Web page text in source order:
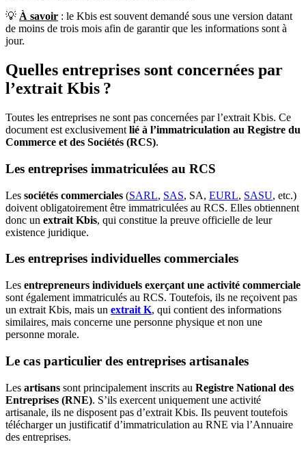
💡 À savoir : le Kbis est souvent demandé sous une version datant
de moins de trois mois afin de garantir que les informations sont à
jour.
Quelles entreprises sont concernées par
l’extrait Kbis ?
Toutes les entreprises ne sont pas concernées par l’extrait Kbis. Ce
document est exclusivement lié à l’immatriculation au Registre du
Commerce et des Sociétés (RCS).
Les entreprises immatriculées au RCS
Les sociétés commerciales (SARL, SAS, SA, EURL, SASU, etc.)
doivent obligatoirement être immatriculées au RCS. Elles obtiennent
donc un extrait Kbis, qui constitue la preuve officielle de leur
existence juridique.
Les entreprises individuelles commerciales
Les entrepreneurs individuels exerçant une activité commerciale
sont également immatriculés au RCS. Toutefois, ils ne reçoivent pas
un extrait Kbis, mais un extrait K, qui contient des informations
similaires, mais concerne une personne physique et non une
personne morale.
Le cas particulier des entreprises artisanales
Les artisans sont principalement inscrits au Registre National des
Entreprises (RNE). S’ils exercent uniquement une activité
artisanale, ils ne disposent pas d’extrait Kbis. Ils peuvent toutefois
télécharger un justificatif d’immatriculation au RNE via l’Annuaire
des entreprises.